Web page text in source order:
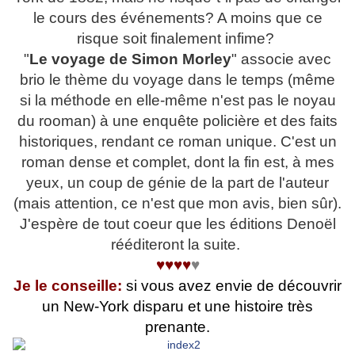
le cours des événements? A moins que ce
risque soit finalement infime?
"Le voyage de Simon Morley" associe avec
brio le thème du voyage dans le temps (même
si la méthode en elle-même n'est pas le noyau
du rooman) à une enquête policière et des faits
historiques, rendant ce roman unique. C'est un
roman dense et complet, dont la fin est, à mes
yeux, un coup de génie de la part de l'auteur
(mais attention, ce n'est que mon avis, bien sûr).
J'espère de tout coeur que les éditions Denoël
rééditeront la suite.
♥♥♥♥♥
Je le conseille: si vous avez envie de découvrir
un New-York disparu et une histoire très
prenante.